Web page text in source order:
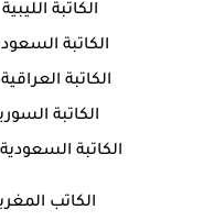
الكاتبة
الكاتبة
الكاتبة
الكاتبة
الكاتبة
الكاتب